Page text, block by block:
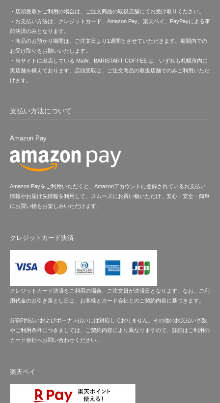
・店頭受取をご利用の場合は、ご注文商品の取扱店舗にてお受け取りください。
・お支払い方法は、クレジットカード、Amazon Pay、楽天ペイ、PayPayによる事
前決済のみとなります。
・商品のお預かり期間は、ご注文日より1週間とさせていただきます。期間内での
お受け取りをお願いいたします。
・当サイトに出店している MaW、BARISTART COFFEE は、いずれも札幌市内に
実店舗を構えております。店頭受取は、ご注文商品の取扱店舗でのみご利用いただ
けます。
支払い方法について
Amazon Pay
Amazon Payをご利用いただくと、Amazonアカウントに登録されているお支払い
情報やお届け先情報を利用して、スムーズにお買い物いただけ、安心・安全・簡単
にお買い物をお楽しみいただけます。
クレジットカード決済
クレジットカード決済をご利用の場合、ご注文日が決済日となります。なお、ご利
用代金のお引き落とし日は、お客様とカード会社とのご契約内容に基づきます。
分割2回払いおよびボーナス払いには対応しておりません。その他のお支払い回数
やご利用条件につきましては、ご契約内容により異なりますので、詳細はご利用の
カード会社へお問い合わせください。
楽天ペイ